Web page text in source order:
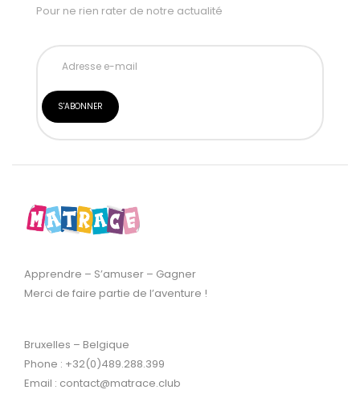
Pour ne rien rater de notre actualité
Apprendre – S’amuser – Gagner
Merci de faire partie de l’aventure !
Bruxelles – Belgique
Phone : +32(0)489.288.399
Email : contact@matrace.club